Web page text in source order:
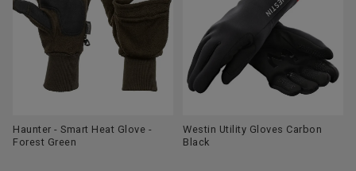
Haunter - Smart Heat Glove -
Forest Green
Westin Utility Gloves Carbon
Black